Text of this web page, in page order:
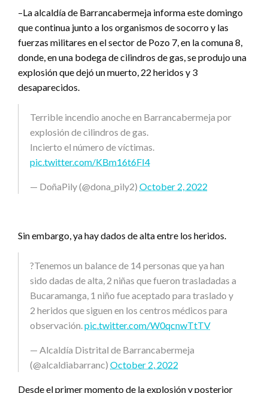
–La alcaldía de Barrancabermeja informa este domingo
que continua junto a los organismos de socorro y las
fuerzas militares en el sector de Pozo 7, en la comuna 8,
donde, en una bodega de cilindros de gas, se produjo una
explosión que dejó un muerto, 22 heridos y 3
desaparecidos.
Terrible incendio anoche en Barrancabermeja por
explosión de cilindros de gas.
Incierto el número de víctimas.
pic.twitter.com/KBm16t6FI4
— DoñaPily (@dona_pily2) October 2, 2022
Sin embargo, ya hay dados de alta entre los heridos.
?Tenemos un balance de 14 personas que ya han
sido dadas de alta, 2 niñas que fueron trasladadas a
Bucaramanga, 1 niño fue aceptado para traslado y
2 heridos que siguen en los centros médicos para
observación.pic.twitter.com/W0qcnwTtTV
— Alcaldía Distrital de Barrancabermeja
(@alcaldiabarranc) October 2, 2022
Desde el primer momento de la explosión y posterior